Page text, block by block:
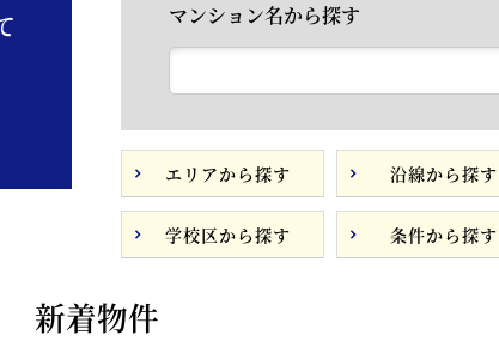
マンション名から探す
エリアから探す 沿線から探す
学校区から探す 条件から探す
新着物件